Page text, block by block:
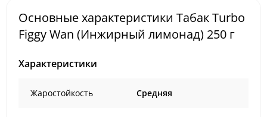
Основные характеристики Табак Turbo
Figgy Wan (Инжирный лимонад) 250 г
Характеристики
Жаростойкость Средняя